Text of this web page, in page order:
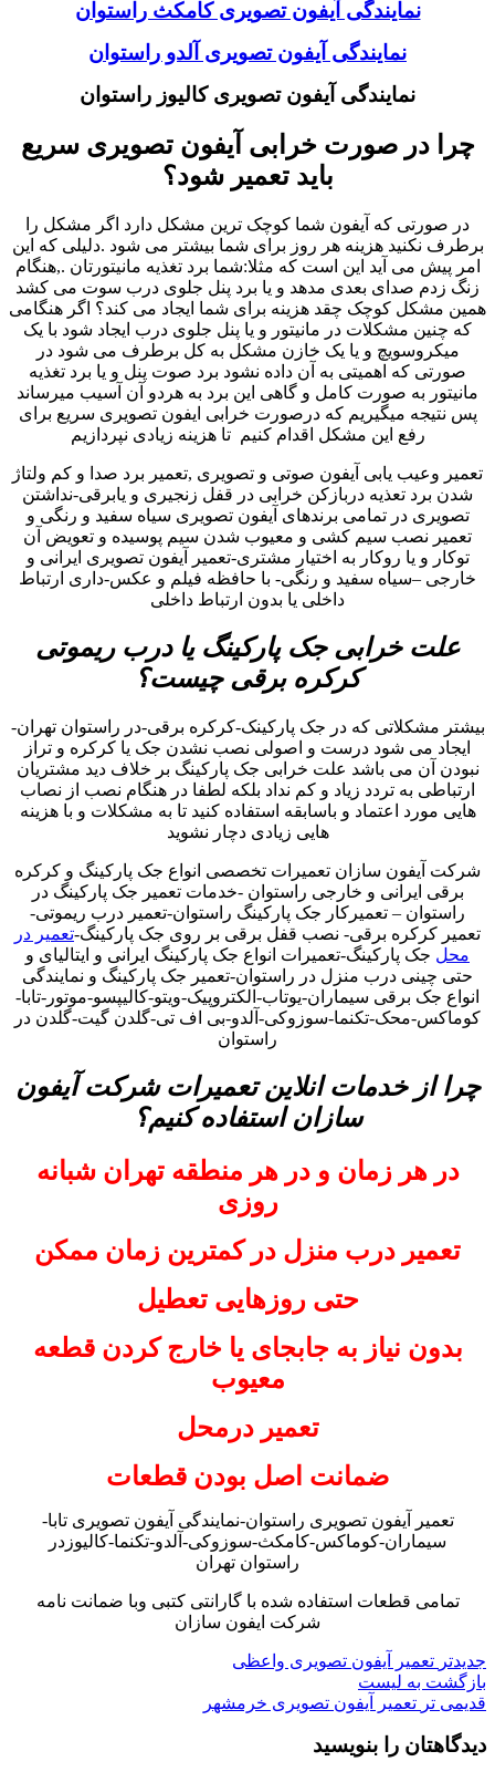
نمایندگی آیفون تصویری کامکث راستوان
نمایندگی آیفون تصویری آلدو راستوان
نمایندگی آیفون تصویری کالیوز راستوان
چرا در صورت خرابی آیفون تصویری سریع
باید تعمیر شود؟
در صورتی که آیفون شما کوچک ترین مشکل دارد اگر مشکل را
برطرف نکنید هزینه هر روز برای شما بیشتر می شود .دلیلی که این
امر پیش می آید این است که مثلا:شما برد تغذیه مانیتورتان .,هنگام
زنگ زدم صدای بعدی مدهد و یا برد پنل جلوی درب سوت می کشد
همین مشکل کوچک چقد هزینه برای شما ایجاد می کند؟ اگر هنگامی
که چنین مشکلات در مانیتور و یا پنل جلوی درب ایجاد شود با یک
میکروسویچ و یا یک خازن مشکل به کل برطرف می شود در
صورتی که اهمیتی به آن داده نشود برد صوت پنل و یا برد تغذیه
مانیتور به صورت کامل و گاهی این برد به هردو آن آسیب میرساند
پس نتیجه میگیریم که درصورت خرابی ایفون تصویری سریع برای
رفع این مشکل اقدام کنیم تا هزینه زیادی نپردازیم
تعمیر وعیب یابی آیفون صوتی و تصویری ,تعمیر برد صدا و کم ولتاژ
شدن برد تعذیه دربازکن خرابی در قفل زنجیری و یابرقی-نداشتن
تصویری در تمامی برندهای آیفون تصویری سیاه سفید و رنگی و
تعمیر نصب سیم کشی و معیوب شدن سیم پوسیده و تعویض آن
توکار و یا روکار به اختیار مشتری-تعمیر آیفون تصویری ایرانی و
خارجی –سیاه سفید و رنگی- با حافظه فیلم و عکس-داری ارتباط
داخلی یا بدون ارتباط داخلی
علت خرابی جک پارکینگ یا درب ریموتی
کرکره برقی چیست؟
بیشتر مشکلاتی که در جک پارکینک-کرکره برقی-در راستوان تهران-
ایجاد می شود درست و اصولی نصب نشدن جک یا کرکره و تراز
نبودن آن می باشد علت خرابی جک پارکینگ بر خلاف دید مشتریان
ارتباطی به تردد زیاد و کم نداد بلکه لطفا در هنگام نصب از نصاب
هایی مورد اعتماد و باسابقه استفاده کنید تا به مشکلات و با هزینه
هایی زیادی دچار نشوید
شرکت آیفون سازان تعمیرات تخصصی انواع جک پارکینگ و کرکره
برقی ایرانی و خارجی راستوان -خدمات تعمیر جک پارکینگ در
راستوان – تعمیرکار جک پارکینگ راستوان-تعمیر درب ریموتی-
تعمیر کرکره برقی- نصب قفل برقی بر روی جک پارکینگ-تعمیر در
محل جک پارکینگ-تعمیرات انواع جک پارکینگ ایرانی و ایتالیای و
حتی چینی درب منزل در راستوان-تعمیر جک پارکینگ و نمایندگی
انواع جک برقی سیماران-یوتاب-الکتروپیک-ویتو-کالیپسو-موتور-تابا-
کوماکس-محک-تکنما-سوزوکی-آلدو-بی اف تی-گلدن گیت-گلدن در
راستوان
چرا از خدمات انلاین تعمیرات شرکت آیفون
سازان استفاده کنیم؟
در هر زمان و در هر منطقه تهران شبانه
روزی
تعمیر درب منزل در کمترین زمان ممکن
حتی روزهایی تعطیل
بدون نیاز به جابجای یا خارج کردن قطعه
معیوب
تعمیر درمحل
ضمانت اصل بودن قطعات
تعمیر آیفون تصویری راستوان-نمایندگی آیفون تصویری تابا-
سیماران-کوماکس-کامکث-سوزوکی-آلدو-تکنما-کالیوزدر
راستوان تهران
تمامی قطعات استفاده شده با گارانتی کتبی وبا ضمانت نامه
شرکت ایفون سازان
جدیدتر تعمیر آیفون تصویری واعظی
بازگشت به لیست
قدیمی تر تعمیر آیفون تصویری خرمشهر
دیدگاهتان را بنویسید